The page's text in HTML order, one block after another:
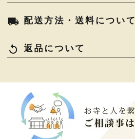
local_shipping 配送方法・送料について
replay 返品について